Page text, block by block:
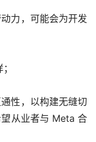
力，可能会为开发
性，以构建无缝切
从业者与 Meta 合